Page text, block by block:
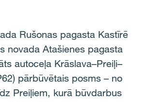
Rušonas pagasta Kastīrē
novada Atašienes pagasta
autoceļa Krāslava–Preiļi–
pārbūvētais posms – no
Preiļiem, kurā būvdarbus